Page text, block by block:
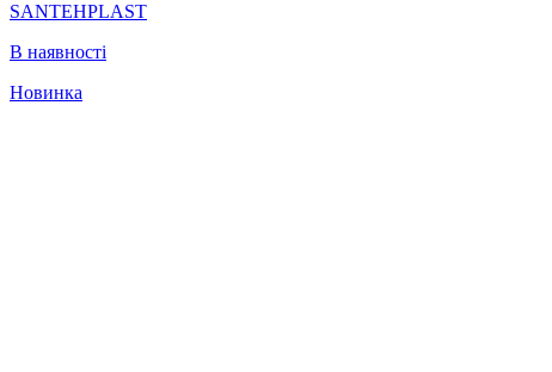
SANTEHPLAST
В наявності
Новинка